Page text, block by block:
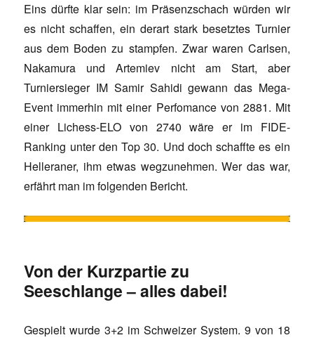
Eins dürfte klar sein: im Präsenzschach würden wir
es nicht schaffen, ein derart stark besetztes Turnier
aus dem Boden zu stampfen. Zwar waren Carlsen,
Nakamura und Artemiev nicht am Start, aber
Turniersieger IM Samir Sahidi gewann das Mega-
Event immerhin mit einer Perfomance von 2881. Mit
einer Lichess-ELO von 2740 wäre er im FIDE-
Ranking unter den Top 30. Und doch schaffte es ein
Helleraner, ihm etwas wegzunehmen. Wer das war,
erfährt man im folgenden Bericht.
Von der Kurzpartie zu
Seeschlange – alles dabei!
Gespielt wurde 3+2 im Schweizer System. 9 von 18